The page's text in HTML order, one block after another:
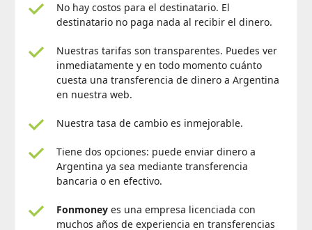
No hay costos para el destinatario. El
destinatario no paga nada al recibir el dinero.
Nuestras tarifas son transparentes. Puedes ver
inmediatamente y en todo momento cuánto
cuesta una transferencia de dinero a Argentina
en nuestra web.
Nuestra tasa de cambio es inmejorable.
Tiene dos opciones: puede enviar dinero a
Argentina ya sea mediante transferencia
bancaria o en efectivo.
Fonmoney es una empresa licenciada con
muchos años de experiencia en transferencias